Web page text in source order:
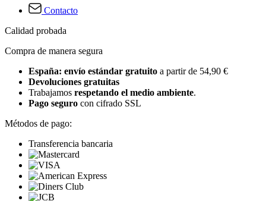
Contacto
Calidad probada
Compra de manera segura
España: envío estándar gratuito a partir de 54,90 €
Devoluciones gratuitas
Trabajamos respetando el medio ambiente.
Pago seguro con cifrado SSL
Métodos de pago:
Transferencia bancaria